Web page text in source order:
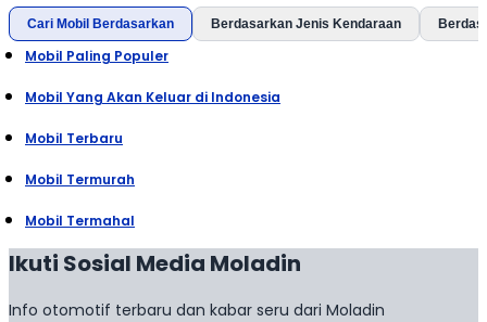
Cari Mobil Berdasarkan Berdasarkan Jenis Kendaraan
Mobil Paling Populer
Mobil Yang Akan Keluar di Indonesia
Mobil Terbaru
Mobil Termurah
Mobil Termahal
Ikuti Sosial Media Moladin
Info otomotif terbaru dan kabar seru dari Moladin